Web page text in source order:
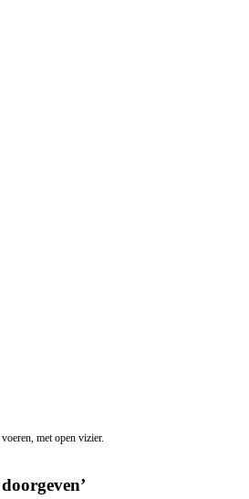
met open vizier.